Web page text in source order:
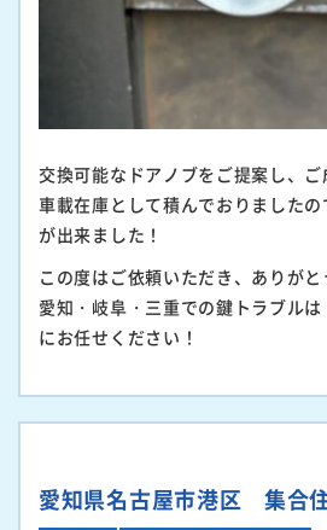
交換可能なドアノブをご提案し、ご
車載在庫として積んでおりました
が出来ました！
この度はご依頼いただき、ありがと
愛知・岐阜・三重での鍵トラブルは
にお任せください！
愛知県名古屋市港区 集合